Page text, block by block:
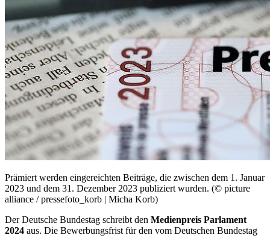
Prämiert werden eingereichten Beiträge, die zwischen dem 1. Januar
2023 und dem 31. Dezember 2023 publiziert wurden. (© picture
alliance / pressefoto_korb | Micha Korb)
Der Deutsche Bundestag schreibt den Medienpreis Parlament
2024 aus. Die Bewerbungsfrist für den vom Deutschen Bundestag